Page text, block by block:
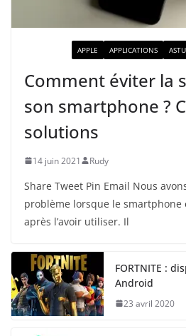
APPLE APPLICATIONS
Comment éviter la
son smartphone ?
solutions
14 juin 2021 Rudy
Share Tweet Pin Email Nous
problème lorsque le smartphone
après l’avoir utiliser. Il
FORTNITE :
Android
23 avril 2020